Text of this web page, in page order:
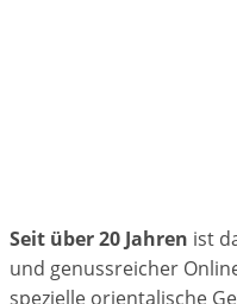
Seit über 20 Jahren ist
und genussreicher
spezielle orientalische